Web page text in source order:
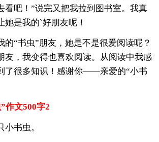
看吧！”说完又把我拉到图书室。我真
她是我的`好朋友呢！
“书虫”朋友，她是不是很爱阅读呢？
友，我变得也喜欢阅读。从阅读中我感
了很多知识！感谢你——亲爱的“小书
作文500字2
书虫。